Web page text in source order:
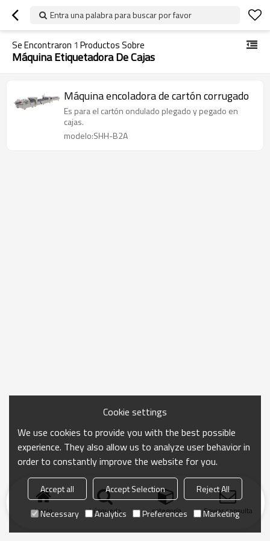
Entra una palabra para buscar por favor
Se Encontraron 1 Productos Sobre
Máquina Etiquetadora De Cajas
Máquina encoladora de cartón corrugado
Es para el cartón ondulado plegado y pegado en
cajas.
modelo:SHH-B2A
Inicio búsqueda categoría Enviar consulta
Cookie settings
We use cookies to provide you with the best possible
experience. They also allow us to analyze user behavior in
order to constantly improve the website for you.
Accept all Accept Selection
Reject All
Necessary
Analytics Preferences Marketing